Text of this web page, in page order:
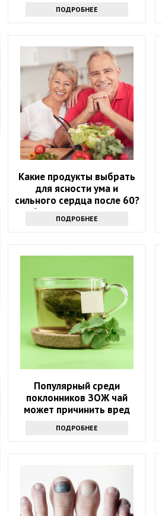
ПОДРОБНЕЕ
Какие продукты выбрать
для ясности ума и
сильного сердца после 60?
Обратите внимание на
этот список
ПОДРОБНЕЕ
Популярный среди
поклонников ЗОЖ чай
может причинить вред
ПОДРОБНЕЕ